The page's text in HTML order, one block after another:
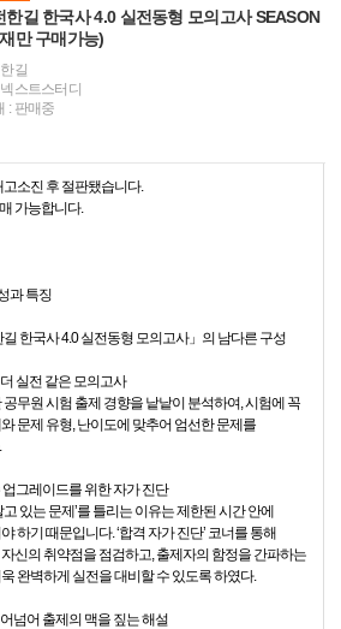
한길 한국사 4.0 실전동형 모의고사 SEASON
만 구매가능)
길
스트스터디
: 판매중
고소진 후 절판됐습니다.
가능합니다.
과 특징
길 한국사 4.0 실전동형 모의고사」의 남다른 구성
실전 같은 모의고사
공무원 시험 출제 경향을 낱낱이 분석하여, 시험에 꼭
문제 유형, 난이도에 맞추어 엄선한 문제를
업그레이드를 위한 자가 진단
고 있는 문제’를 틀리는 이유는 제한된 시간 안에
하기 때문입니다. ‘합격 자가 진단’ 코너를 통해
신의 취약점을 점검하고, 출제자의 함정을 간파하는
완벽하게 실전을 대비할 수 있도록 하였다.
넘어 출제의 맥을 짚는 해설